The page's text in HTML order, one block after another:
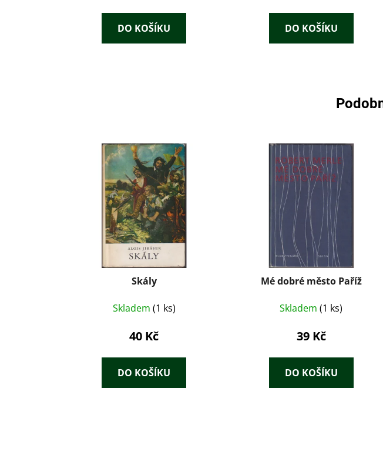
DO KOŠÍKU DO KOŠÍKU
Skály
Skladem (1 ks)
40 Kč
DO KOŠÍKU
Mé dobré město Paříž
Skladem(1 ks)
39 Kč
DO KOŠÍKU